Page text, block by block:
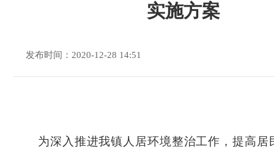
实施方案
发布时间：2020-12-28 14:51
为深入推进我镇 人居环境整治工作，提高居